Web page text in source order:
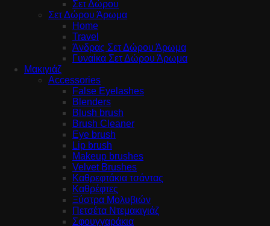
Σετ Δώρου
Σετ Δώρου Άρωμα
Home
Travel
Άνδρας Σετ Δώρου Άρωμα
Γυναίκα Σετ Δώρου Άρωμα
Μακιγιάζ
Accessories
False Eyelashes
Blenders
Blush brush
Brush Cleaner
Eye brush
Lip brush
Makeup brushes
Velvet Brushes
Καθρεφτάκια τσάντας
Καθρέφτες
Ξύστρα Μολυβιών
Πετσέτα Ντεμακιγιάζ
Σφουγγαράκια